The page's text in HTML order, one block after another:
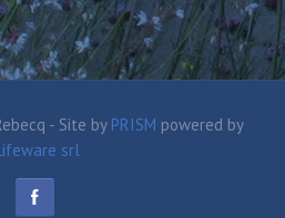
- Site by PRISM powered by
srl